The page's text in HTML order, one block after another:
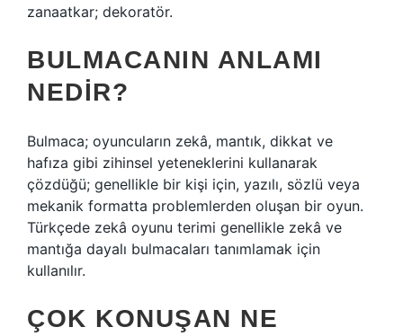
zanaatkar; dekoratör.
BULMACANIN ANLAMI
NEDIR?
Bulmaca; oyuncuların zekâ, mantık, dikkat ve
hafıza gibi zihinsel yeteneklerini kullanarak
çözdüğü; genellikle bir kişi için, yazılı, sözlü veya
mekanik formatta problemlerden oluşan bir oyun.
Türkçede zekâ oyunu terimi genellikle zekâ ve
mantığa dayalı bulmacaları tanımlamak için
kullanılır.
ÇOK KONUŞAN NE